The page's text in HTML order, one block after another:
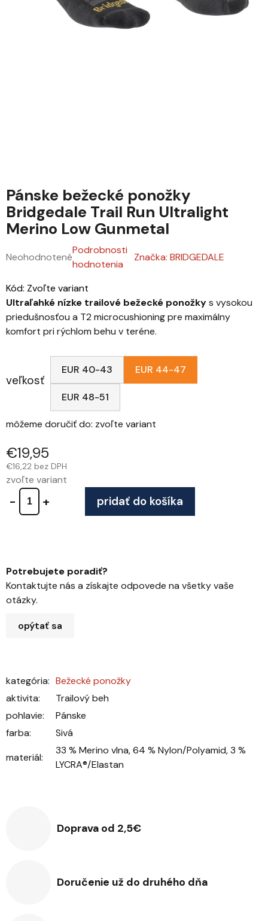
Pánske bežecké ponožky
Bridgedale Trail Run Ultralight
Merino Low Gunmetal
Priemerné hodnotenie produktu je 0,0 z 5 hviezdičiek.
Neohodnotené
Podrobnosti
hodnotenia
Značka: BRIDGEDALE
€19,95
€16,22 bez DPH
zvoľte variant
pridať do košíka
veľkosť
EUR 40-43 EUR 44-47
EUR 48-51
môžeme doručiť do: zvoľte variant
Kód: Zvoľte variant
Ultraľahké nízke trailové bežecké ponožkys vysokou
priedušnosťou a T2 microcushioning pre maximálny
komfort pri rýchlom behu v teréne.
Potrebujete poradiť?
Kontaktujte nás a získajte odpovede na všetky vaše
otázky.
opýtať sa
kategória: Bežecké ponožky
aktivita:
Trailový beh
pohlavie:
Pánske
farba:
Sivá
materiál:
33 % Merino vlna, 64 % Nylon/Polyamid, 3 %
LYCRA®/Elastan
Doprava od 2,5€
Doručenie už do druhého dňa